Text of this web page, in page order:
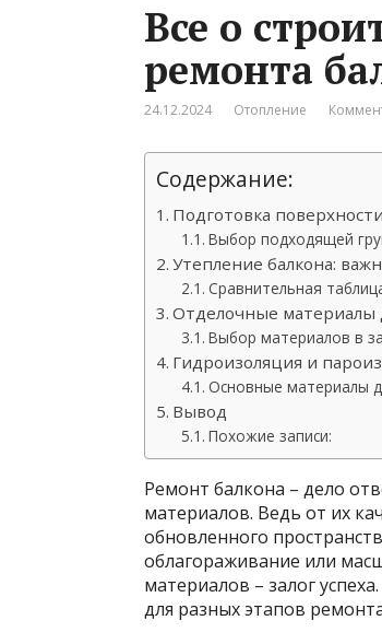
Все о
ремонта
24.12.2024 Отопление
Содержание:
Подготовка
Выбор подходящей
Утепление балкона:
Сравнительная
Отделочные материалы
Выбор материалов в
Гидроизоляция и
Основные материалы
Вывод
Похожие записи:
Ремонт балкона – дело
материалов. Ведь от их
обновленного
облагораживание или
материалов – залог
для разных этапов